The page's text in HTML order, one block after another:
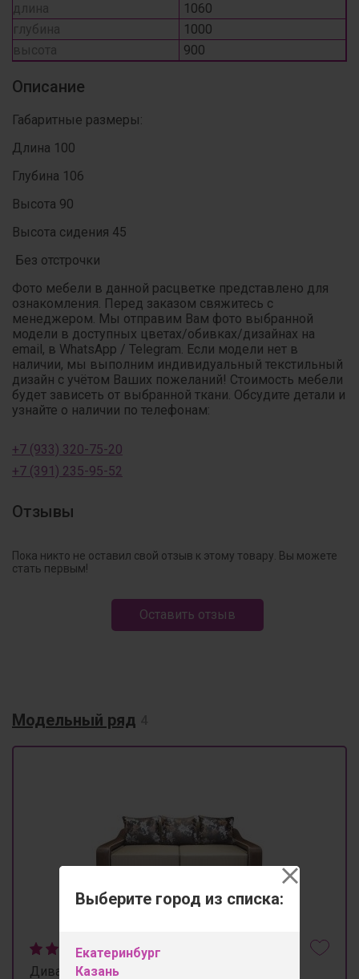
Выберите город из списка:
Екатеринбург
Казань
длина
1060
глубина
1000
высота
900
Описание
Габаритные размеры:
Длина 100
Глубина 106
Высота 90
Высота сидения 45
Без отстрочки
Фото мебели в данной расцветке представлено для
ознакомления. Перед заказом свяжитесь с
менеджером. Мы отправим Вам фото выбранной
модели в доступных цветах/обивках/дизайнах на
email, в WhatsApp / Telegram. Если модели нет в
наличии, мы выполним индивидуальный текстильный
дизайн с учётом Ваших пожеланий! Стоимость мебели
будет зависеть от выбранной ткани. Обсудите детали и
узнайте о наличии по телефонам:
+7 (933) 320-75-20
+7 (391) 235-95-52
Отзывы
Пока никто не оставил свой отзыв к этому товару. Вы можете
стать первым!
Оставить отзыв
Модельный ряд
Диван "Барс-2"